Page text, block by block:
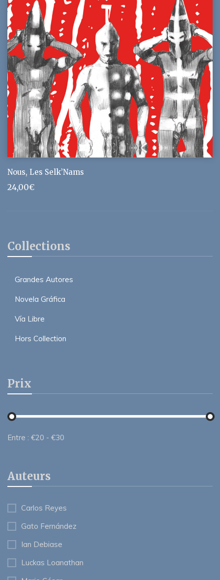
Collections
Grandes Autores
Novela Gráfica
Vía Libre
Hors Collection
Prix
Entre : €20 - €30
Auteurs
Carlos Reyes
Gato Fernández
Ian Debiase
Luckas Loanathan
Nous, Les Selk’Nams
24,00€